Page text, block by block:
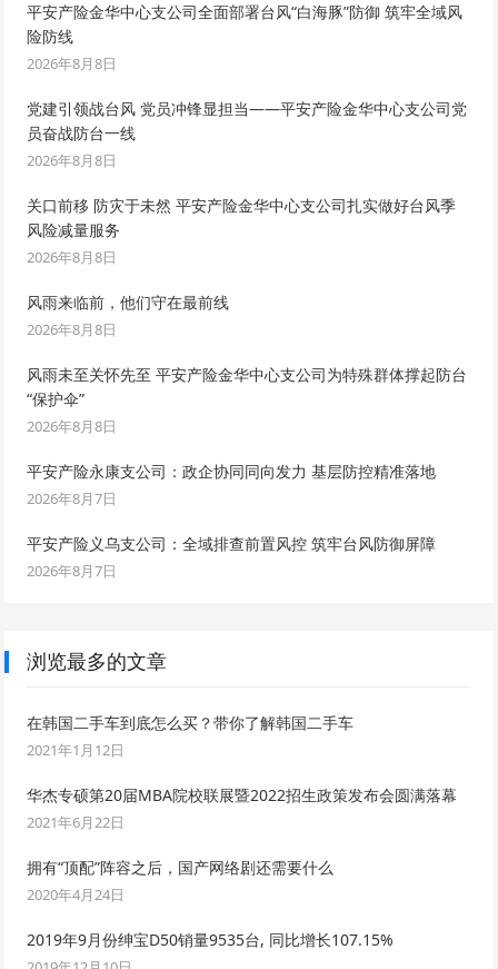
平安产险金华中心支公司全面部署台风“白海豚”防御 筑牢全域风
险防线
2026年8月8日
党建引领战台风 党员冲锋显担当——平安产险金华中心支公司党
员奋战防台一线
2026年8月8日
关口前移 防灾于未然 平安产险金华中心支公司扎实做好台风季
风险减量服务
2026年8月8日
风雨来临前，他们守在最前线
2026年8月8日
风雨未至关怀先至 平安产险金华中心支公司为特殊群体撑起防台
“保护伞”
2026年8月8日
平安产险永康支公司：政企协同同向发力 基层防控精准落地
2026年8月7日
平安产险义乌支公司：全域排查前置风控 筑牢台风防御屏障
2026年8月7日
浏览最多的文章
在韩国二手车到底怎么买？带你了解韩国二手车
2021年1月12日
华杰专硕第20届MBA院校联展暨2022招生政策发布会圆满落幕
2021年6月22日
拥有“顶配”阵容之后，国产网络剧还需要什么
2020年4月24日
2019年9月份绅宝D50销量9535台, 同比增长107.15%